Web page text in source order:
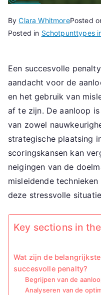
ByClara WhitmorePosted
Posted in Schotpunttypes
Een succesvolle
aandacht voor de
en het gebruik van
af te zijn. De aanloop
van zowel
strategische plaatsing
scoringskansen kan
neigingen van de
misleidende
deze stressvolle
Key sections in
Wat zijn de
succesvolle penalty?
Begrijpen van de
Analyseren van de